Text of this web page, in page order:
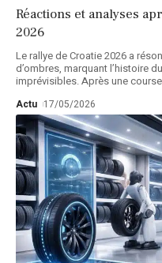
Réactions et analyses
2026
Le rallye de Croatie 2026 a
d’ombres, marquant l’histoire
imprévisibles. Après une
Actu 17/05/2026